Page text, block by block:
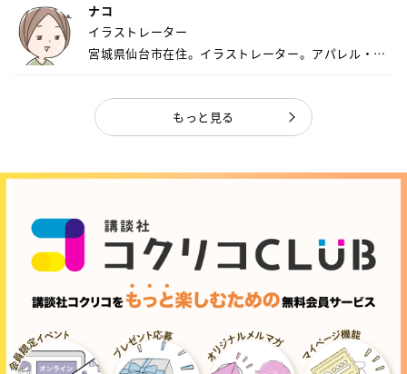
ナコ
イラストレーター
宮城県仙台市在住。イラストレーター。アパレル・キ
もっと見る